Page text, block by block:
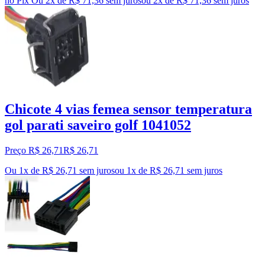
Chicote 4 vias femea sensor temperatura
gol parati saveiro golf 1041052
Preço R$ 26,71R$ 26,71
Ou 1x de R$ 26,71 sem jurosou 1x de R$ 26,71 sem juros